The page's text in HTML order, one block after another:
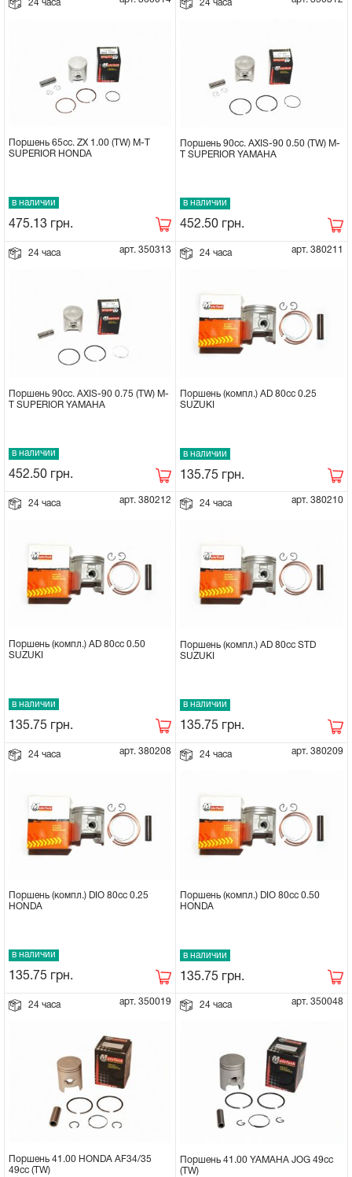
24 часа
Поршень 65cc. ZX 1.00 (TW) M-T
SUPERIOR HONDA
в наличии
475.13 грн.
24 часа
Поршень 90cc. AXIS-90 0.50 (TW) M-
T SUPERIOR YAMAHA
в наличии
452.50 грн.
24 часа арт. 350313
Поршень 90cc. AXIS-90 0.75 (TW) M-
T SUPERIOR YAMAHA
в наличии
452.50 грн.
24 часа арт. 380211
Поршень (компл.) AD 80cc 0.25
SUZUKI
в наличии
135.75 грн.
24 часа арт. 380212
Поршень (компл.) AD 80cc 0.50
SUZUKI
в наличии
135.75 грн.
24 часа арт. 380210
Поршень (компл.) AD 80cc STD
SUZUKI
в наличии
135.75 грн.
24 часа арт. 380208
Поршень (компл.) DIO 80cc 0.25
HONDA
в наличии
135.75 грн.
24 часа арт. 380209
Поршень (компл.) DIO 80cc 0.50
HONDA
в наличии
135.75 грн.
24 часа арт. 350019
Поршень 41.00 HONDA AF34/35
49сс (TW)
24 часа арт. 350048
Поршень 41.00 YAMAHA JOG 49сс
(TW)